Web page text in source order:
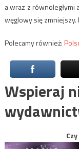
a wraz z równoległymi
węglowy się
Polecamy również:
Wspieraj